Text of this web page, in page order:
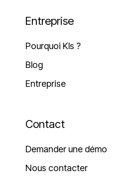
Entreprise
Pourquoi Kls ?
Blog
Entreprise
Contact
Demander une démo
Nous contacter